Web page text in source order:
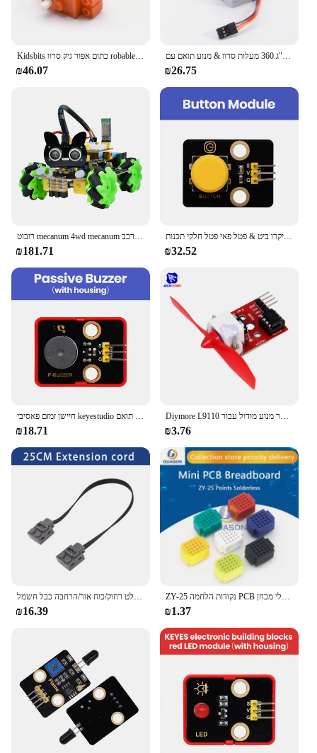
₪46.07 ₪26.75
₪181.71
מודול כפתורים באיכות גבוהה עבור ארדוינו & מיקרו ביט & פטל פאי פטל חלקי תכנות diy מודול תואם lego
₪32.52
חיישן זמזם פאסיבי keyestudio מודול חיישן ארדוינו תואם lego חוסם חלקי תכנות באיכות גבוהה
₪18.71
Diymore L9110 מאוורר מנוע מודול עבור Arduino רובוט עיצוב לגו צעצוע בריק בלוק חשמלי מאוורר מודול
₪3.76
מקלט אלחוטי/שלט/שלט רחוק/כוח אור/הרחבה כבל חשמל moc חוסם אביזרים עבור צעצועים מנוע lego
₪16.39
ZY-25 נקודות הלחמה PCB טיפוס מיני אוניברסלי מבחן Protoboard DIY ערכת לחם לוח לarduino לגו
₪1.37